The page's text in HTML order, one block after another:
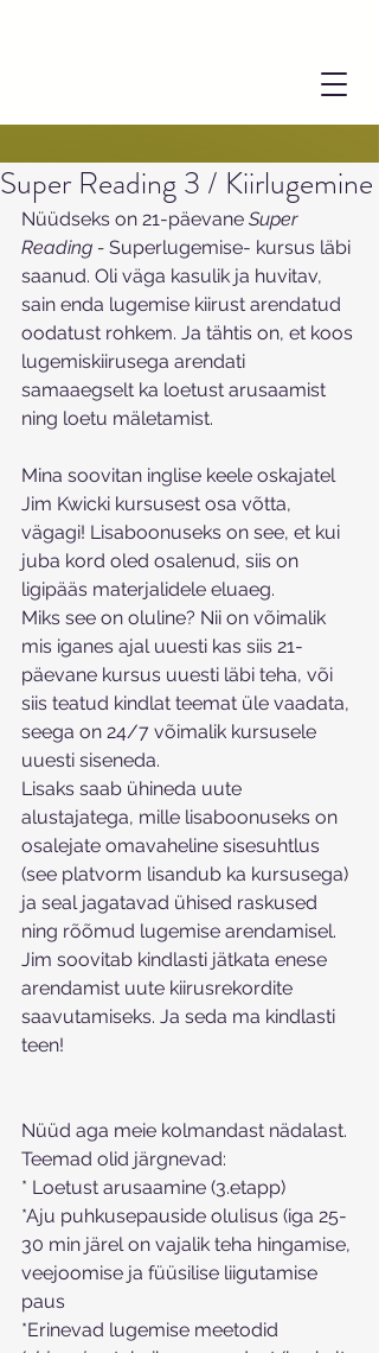
Super Reading 3 / Kiirlugemine
Nüüdseks on 21-päevane Super
Reading - Superlugemise- kursus läbi
saanud. Oli väga kasulik ja huvitav,
sain enda lugemise kiirust arendatud
oodatust rohkem. Ja tähtis on, et koos
lugemiskiirusega arendati
samaaegselt ka loetust arusaamist
ning loetu mäletamist.
Mina soovitan inglise keele oskajatel
Jim Kwicki kursusest osa võtta,
vägagi! Lisaboonuseks on see, et kui
juba kord oled osalenud, siis on
ligipääs materjalidele eluaeg.
Miks see on oluline? Nii on võimalik
mis iganes ajal uuesti kas siis 21-
päevane kursus uuesti läbi teha, või
siis teatud kindlat teemat üle vaadata,
seega on 24/7 võimalik kursusele
uuesti siseneda.
Lisaks saab ühineda uute
alustajatega, mille lisaboonuseks on
osalejate omavaheline sisesuhtlus
(see platvorm lisandub ka kursusega)
ja seal jagatavad ühised raskused
ning rõõmud lugemise arendamisel.
Jim soovitab kindlasti jätkata enese
arendamist uute kiirusrekordite
saavutamiseks. Ja seda ma kindlasti
teen!
Nüüd aga meie kolmandast nädalast.
Teemad olid järgnevad:
* Loetust arusaamine (3.etapp)
*Aju puhkusepauside olulisus (iga 25-
30 min järel on vajalik teha hingamise,
veejoomise ja füüsilise liigutamise
paus
*Erinevad lugemise meetodid